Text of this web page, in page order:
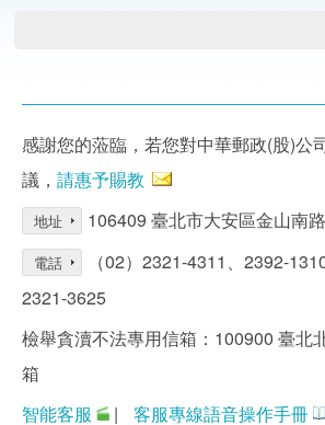
感謝您的蒞臨，若您對中華郵政(股)公
議， 請惠予賜教
地址 106409 臺北市大安區金山南
電話
（02）2321-4311、2392-
2321-3625
檢舉貪瀆不法專用信箱：100900 臺北
箱
智能客服
| 客服專線語音操作手冊